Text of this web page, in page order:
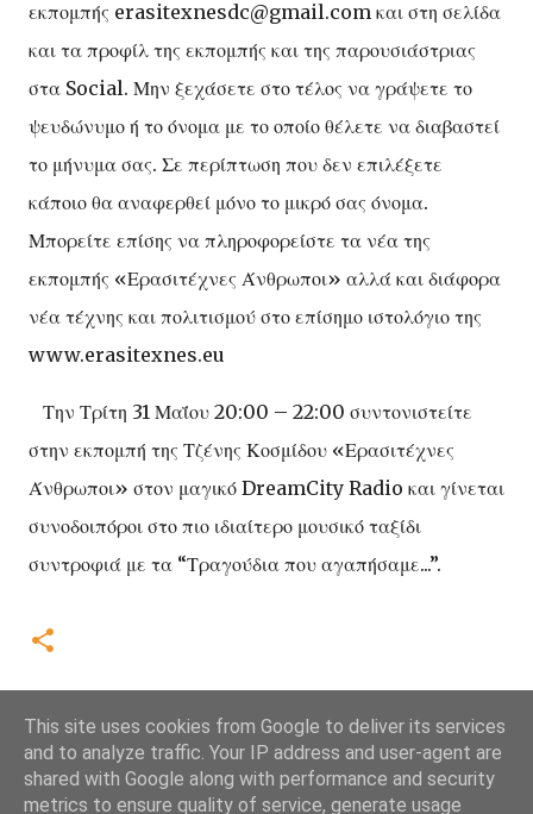
εκπομπής erasitexnesdc@gmail.com και στη σελίδα
και τα προφίλ της εκπομπής και της παρουσιάστριας
στα Social. Μην ξεχάσετε στο τέλος να γράψετε το
ψευδώνυμο ή το όνομα με το οποίο θέλετε να διαβαστεί
το μήνυμα σας. Σε περίπτωση που δεν επιλέξετε
κάποιο θα αναφερθεί μόνο το μικρό σας όνομα.
Μπορείτε επίσης να πληροφορείστε τα νέα της
εκπομπής «Ερασιτέχνες Άνθρωποι» αλλά και διάφορα
νέα τέχνης και πολιτισμού στο επίσημο ιστολόγιο της
www.erasitexnes.eu
Την Τρίτη 31 Μαΐου 20:00 – 22:00 συντονιστείτε
στην εκπομπή της Τζένης Κοσμίδου «Ερασιτέχνες
Άνθρωποι» στον μαγικό DreamCity Radio και γίνεται
συνοδοιπόροι στο πιο ιδιαίτερο μουσικό ταξίδι
συντροφιά με τα “Τραγούδια που αγαπήσαμε...”.
This site uses cookies from Google to deliver its services
and to analyze traffic. Your IP address and user-agent are
shared with Google along with performance and security
metrics to ensure quality of service, generate usage